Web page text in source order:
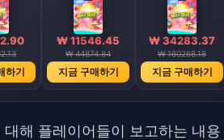
하기
₩ 11546.45
₩ 44874.84
지금 구매하기
₩ 34283.37
₩ 160268.18
지금 구매하기
해 플레이어들이 보고하는 내용